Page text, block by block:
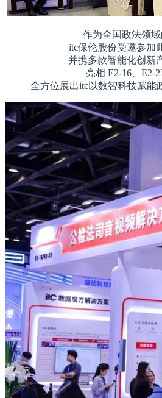
作为全国政法领
itc保伦股份受邀参加
并携多款智能化创新
亮相 E2-16、E2-
全方位展出itc以数智科技赋能